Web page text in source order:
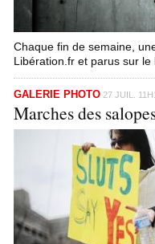
Chaque fin de semaine,
Libération.fr et parus sur le
GALERIE PHOTO 27 JUIL.
Marches des